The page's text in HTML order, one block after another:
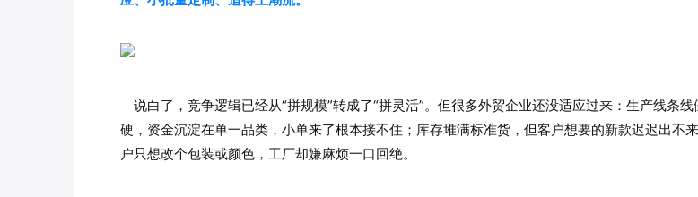
说白了，竞争逻辑已经从“拼规模”转成了“拼灵活”。但很多外贸企业还没适应过来：生产线条线
硬，资金沉淀在单一品类，小单来了根本接不住；库存堆满标准货，但客户想要的新款迟迟出不
户只想改个包装或颜色，工厂却嫌麻烦一口回绝。